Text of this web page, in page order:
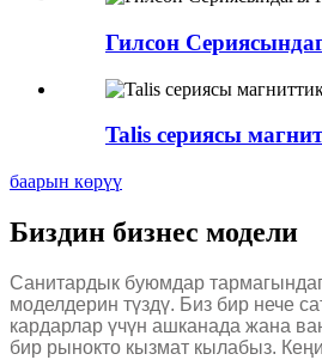
Гилсон
Talis сериясы
баарын көрүү
Биздин бизнес модели
Санитардык буюмдар
моделдерин түздү. Биз бир нече
кардарлар үчүн ашканада жана
бир рынокто кызмат кылабыз.